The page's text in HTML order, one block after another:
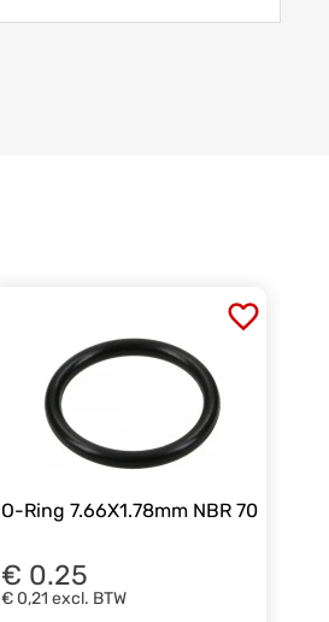
O-Ring 7.66X1.78mm NBR 70
€ 0.25
€ 0,21 excl. BTW